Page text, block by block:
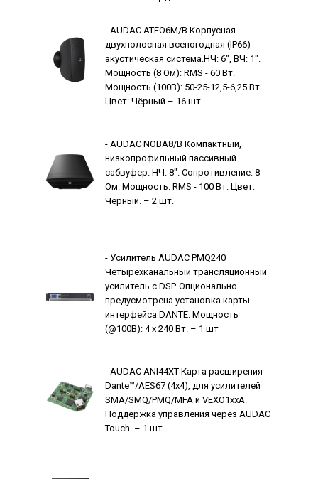
- AUDAC ATEO6M/B Корпусная
двухполосная всепогодная (IP66)
акустическая система.НЧ: 6", ВЧ: 1".
Мощность (8 Ом): RMS - 60 Вт.
Мощность (100В): 50-25-12,5-6,25 Вт.
Цвет: Чёрный.– 16 шт
- AUDAC NOBA8/B Компактный,
низкопрофильный пассивный
сабвуфер. НЧ: 8". Сопротивление: 8
Ом. Мощность: RMS - 100 Вт. Цвет:
Черный. – 2 шт.
- Усилитель AUDAC PMQ240
Четырехканальный трансляционный
усилитель с DSP. Опционально
предусмотрена установка карты
интерфейса DANTE. Мощность
(@100В): 4 x 240 Вт. – 1 шт
- AUDAC ANI44XT Карта расширения
Dante™/AES67 (4x4), для усилителей
SMA/SMQ/PMQ/MFA и VEXO1xxA.
Поддержка управления через AUDAC
Touch. – 1 шт